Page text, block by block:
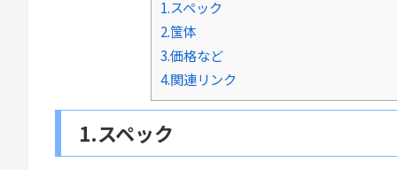
1.スペック
2.筺体
3.価格など
4.関連リンク
1.スペック